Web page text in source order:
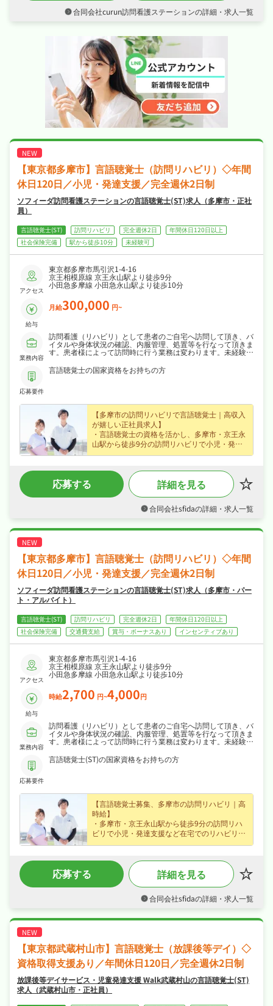
との両立もしやすい職場です☆
の方も安心して飛び込める職場です☆
合同会社curun訪問看護ステーションの詳細・求人一覧
【東京都多摩市】言語聴覚士（訪問リハビリ）◇年間
休日120日／小児・発達支援／完全週休2日制
ソフィーダ訪問看護ステーションの言語聴覚士(ST)求人（多摩市・正社
員）
言語聴覚士(ST) 訪問リハビリ 完全週休2日
年間休日120日以上
社会保険完備
駅から徒歩10分 未経験可
アクセス
東京都多摩市馬引沢1-4-16
京王相模原線 京王永山駅より徒歩9分
小田急多摩線 小田急永山駅より徒歩10分
給与
月給300,000 円~
業務内容
訪問看護（リハビリ）として患者のご自宅へ訪問して頂き、バ
イタルや身体状況の確認、内服管理、処置等を行なって頂きま
す。患者様によって訪問時に行う業務は変わります。未経験の
して頂き、慣れて頂けたらどんどん1人で訪問して頂きます。
訪問する対象の方は小児～成人です。
応募要件
言語聴覚士の国家資格をお持ちの方
【多摩市の訪問リハビリで言語聴覚士｜高収入
が嬉しい正社員求人】
・言語聴覚士の資格を活かし、多摩市・京王永
山駅から徒歩9分の訪問リハビリで小児・発達
支援など在宅でのリハビリ支援をお任せ、ブラ
きます！
・月給30万円〜の正社員求人、腰を据えて長く
活躍できます！
夏季休暇・年末年始休暇など長期休暇も取りや
・社会保険完備で、あなたの「働きたい」を全
応募する 詳細を見る
合同会社sfidaの詳細・求人一覧
【東京都多摩市】言語聴覚士（訪問リハビリ）◇年間
休日120日／小児・発達支援／完全週休2日制
ソフィーダ訪問看護ステーションの言語聴覚士(ST)求人（多摩市・パー
ト・アルバイト）
言語聴覚士(ST) 訪問リハビリ 完全週休2日
年間休日120日以上
社会保険完備
交通費支給 賞与・ボーナスあり インセンティブあり
アクセス
東京都多摩市馬引沢1-4-16
京王相模原線 京王永山駅より徒歩9分
小田急多摩線 小田急永山駅より徒歩10分
給与
時給2,700 円~4,000円
業務内容
訪問看護（リハビリ）として患者のご自宅へ訪問して頂き、バ
イタルや身体状況の確認、内服管理、処置等を行なって頂きま
す。患者様によって訪問時に行う業務は変わります。未経験の
して頂き、慣れて頂けたらどんどん1人で訪問して頂きます。
訪問する対象の方は小児～成人です。
応募要件
言語聴覚士(ST)の国家資格をお持ちの方
【言語聴覚士募集、多摩市の訪問リハビリ｜高
時給】
・多摩市・京王永山駅から徒歩9分の訪問リハ
ビリで小児・発達支援など在宅でのリハビリ支
援に携わる言語聴覚士求人、私たちと一緒に地
・賞与あり・昇給ありなど好待遇で、時給
2,700円のパート・アルバイト求人、ライフス
タイルに合わせて無理なく働けます☆
やすく完全週休2日制・年間休日120日なので、
・社会保険完備で、あなたの「働きたい」を全
応募する 詳細を見る
合同会社sfidaの詳細・求人一覧
【東京都武蔵村山市】言語聴覚士（放課後等デイ）◇
資格取得支援あり／年間休日120日／完全週休2日制
放課後等デイサービス・児童発達支援 Walk武蔵村山の言語聴覚士(ST)
求人（武蔵村山市・正社員）